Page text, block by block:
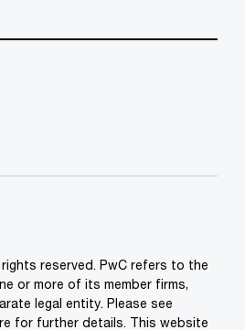
reserved. PwC refers to the
or more of its member firms,
legal entity. Please see
for further details. This website